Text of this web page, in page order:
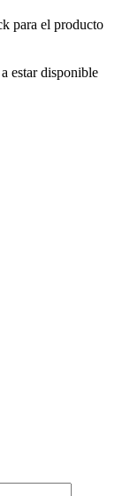
para el producto
estar disponible